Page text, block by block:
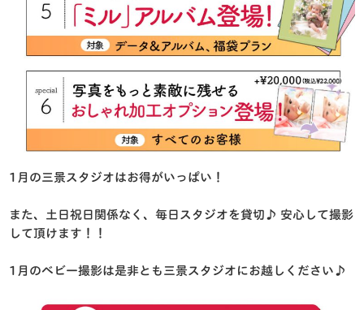
1月の三景スタジオはお得がいっぱい！
また、土日祝日関係なく、毎日スタジオを貸切♪ 安心して撮影
して頂けます！！
1月のベビー撮影は是非とも三景スタジオにお越しください♪